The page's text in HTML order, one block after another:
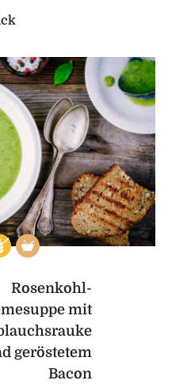
Rosenkohl-
mit
geröstetem
Bacon